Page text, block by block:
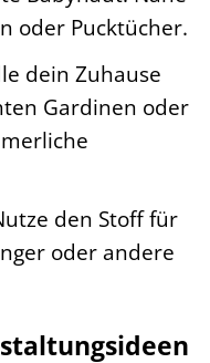
oder Pucktücher.
dein Zuhause
Gardinen oder
den Stoff für
oder andere